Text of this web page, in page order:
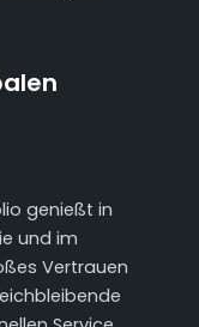
genießt in
und im
Vertrauen